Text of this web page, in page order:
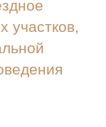
участков,